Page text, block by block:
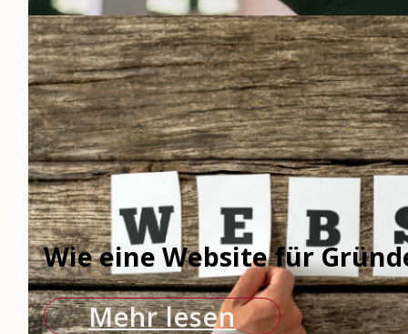
Wie eine Website für
Mehr lesen